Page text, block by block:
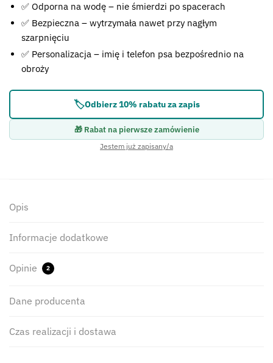
✅ Odporna na wodę – nie śmierdzi po spacerach
✅ Bezpieczna – wytrzymała nawet przy nagłym
szarpnięciu
✅ Personalizacja – imię i telefon psa bezpośrednio na
obroży
🏷️Odbierz 10% rabatu za zapis
🎁 Rabat na pierwsze zamówienie
Jestem już zapisany/a
Opis
Informacje dodatkowe
Opinie 2
Dane producenta
Czas realizacji i dostawa